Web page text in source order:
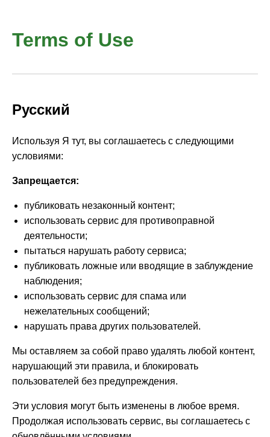
Terms of Use
Русский
Используя Я тут, вы соглашаетесь с следующими
условиями:
Запрещается:
публиковать незаконный контент;
использовать сервис для противоправной
деятельности;
пытаться нарушать работу сервиса;
публиковать ложные или вводящие в заблуждение
наблюдения;
использовать сервис для спама или
нежелательных сообщений;
нарушать права других пользователей.
Мы оставляем за собой право удалять любой контент,
нарушающий эти правила, и блокировать
пользователей без предупреждения.
Эти условия могут быть изменены в любое время.
Продолжая использовать сервис, вы соглашаетесь с